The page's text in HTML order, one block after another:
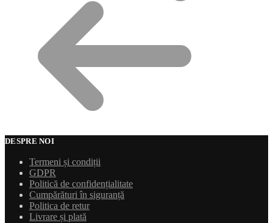
DESPRE NOI
Termeni și condiții
GDPR
Politică de confidențialitate
Cumpărături în siguranță
Politica de retur
Livrare și plată